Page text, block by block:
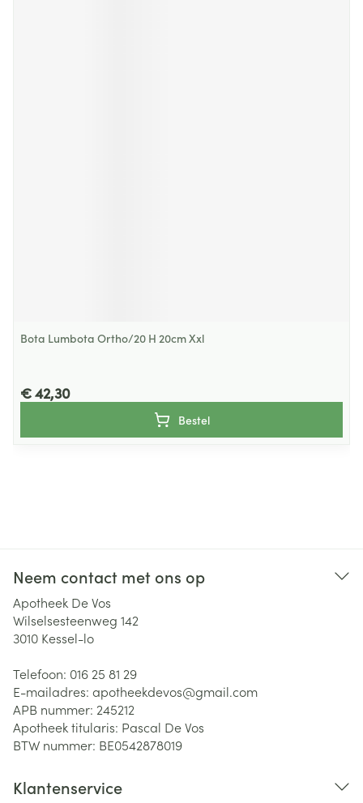
Bota Lumbota Ortho/20 H 20cm Xxl
€ 42,30
Bestel
Neem contact met ons op
Apotheek De Vos
Wilselsesteenweg 142
3010 Kessel-lo
Telefoon: 016 25 81 29
E-mailadres: apotheekdevos@gmail.com
APB nummer: 245212
Apotheek titularis: Pascal De Vos
BTW nummer: BE0542878019
Klantenservice